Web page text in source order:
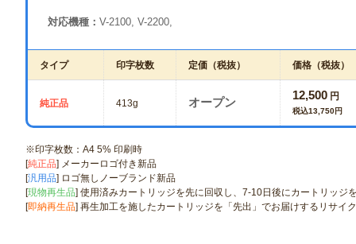
対応機種： V-2100, V-2200,
タイプ 印字枚数 定価（税抜） 価格（税抜）
純正品 413g オープン
12,500 円
税込13,750円
※印字枚数：A4 5% 印刷時
[純正品] メーカーロゴ付き新品
[汎用品] ロゴ無しノーブランド新品
[現物再生品] 使用済みカートリッジを先に回収し、7-10日後にカートリッジ
[即納再生品] 再生加工を施したカートリッジを「先出」でお届けするリサイ